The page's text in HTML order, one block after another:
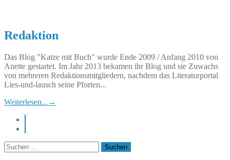
Redaktion
Das Blog "Katze mit Buch" wurde Ende 2009 / Anfang 2010 von
Anette gestartet. Im Jahr 2013 bekamen ihr Blog und sie Zuwachs
von mehreren Redaktionsmitgliedern, nachdem das Literaturportal
Lies-und-lausch seine Pforten...
Weiterlesen... →
Suchen
nach: